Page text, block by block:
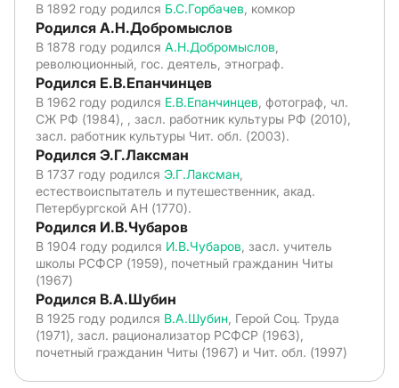
В 1892 году родился Б.С.Горбачев , комкор
Родился А.Н.Добромыслов
В 1878 году родился А.Н.Добромыслов
революционный, гос. деятель, этнограф.
Родился Е.В.Епанчинцев
В 1962 году родился Е.В.Епанчинцев , фотограф, чл.
СЖ РФ (1984), , засл. работник культуры РФ (2010),
засл. работник культуры Чит. обл. (2003).
Родился Э.Г.Лаксман
В 1737 году родился Э.Г.Лаксман
естествоиспытатель и путешественник, акад.
Петербургской АН (1770).
Родился И.В.Чубаров
В 1904 году родился И.В.Чубаров , засл. учитель
школы РСФСР (1959), почетный гражданин Читы
(1967)
Родился В.А.Шубин
В 1925 году родился В.А.Шубин , Герой Соц. Труда
(1971), засл. рационализатор РСФСР (1963),
почетный гражданин Читы (1967) и Чит. обл. (1997)